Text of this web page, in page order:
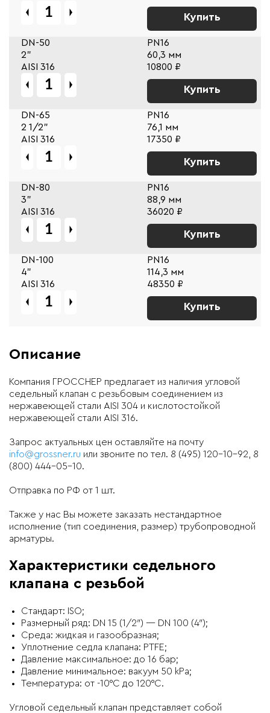
Купить
DN-50
PN16
2"
60,3 мм
AISI 316
10800 ₽
Купить
DN-65
PN16
2 1/2"
76,1 мм
AISI 316
17350 ₽
Купить
DN-80
PN16
3"
88,9 мм
AISI 316
36020 ₽
Купить
DN-100
PN16
4"
114,3 мм
AISI 316
48350 ₽
Купить
Описание
Компания ГРОССНЕР предлагает из наличия угловой
седельный клапан с резьбовым соединением из
нержавеющей стали AISI 304 и кислотостойкой
нержавеющей стали AISI 316.
Запрос актуальных цен оставляйте на почту
info@grossner.ru или звоните по тел. 8 (495) 120-10-92, 8
(800) 444-05-10.
Отправка по РФ от 1 шт.
Также у нас Вы можете заказать нестандартное
исполнение (тип соединения, размер) трубопроводной
арматуры.
Характеристики седельного
клапана с резьбой
Стандарт: ISO;
Размерный ряд: DN 15 (1/2″) — DN 100 (4″);
Среда: жидкая и газообразная;
Уплотнение седла клапана: PTFE;
Давление максимальное: до 16 бар;
Давление минимальное: вакуум 50 kPa;
Температура: от -10°C до 120°C.
Угловой седельный клапан представляет собой